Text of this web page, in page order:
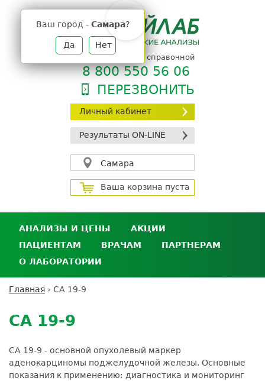
Личный кабинет
Результаты ON-LINE
Самара
Ваш город - Самара?
Да Нет
Ваша корзина пуста
телефон единой справочной
8 800 550 56 06
ПЕРЕЗВОНИТЬ
АНАЛИЗЫ И ЦЕНЫ
Анализы и цены
Где сдать анализы
Выезд на дом
Расшифровка анализов
АКЦИИ
ПАЦИЕНТАМ
Личный кабинет пациента
Дисконтная программа
Обратная связь
безопасности пациентов
Налоговый вычет
ВРАЧАМ ПАРТНЕРАМ
кабинет
О ЛАБОРАТОРИИ
Вакансии
здесь
Главная › CA 19-9
to
top
CA 19-9
CA 19-9 - основной опухолевый маркер
аденокарциномы поджелудочной железы. Основные
показания к применению: диагностика и мониторинг